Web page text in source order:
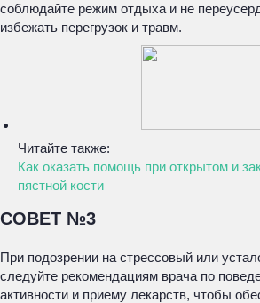
соблюдайте режим отдыха и не
избежать перегрузок и травм.
Читайте также:
Как оказать помощь при открытом и
пястной кости
СОВЕТ №3
При подозрении на стрессовый или
следуйте рекомендациям врача по
активности и приему лекарств, чтобы